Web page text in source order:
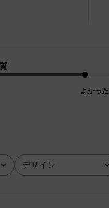
よかった
デザイン
全て